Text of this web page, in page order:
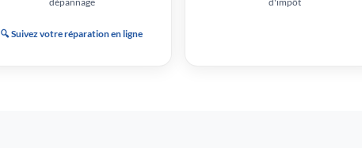
🔍 Suivez votre réparation en ligne